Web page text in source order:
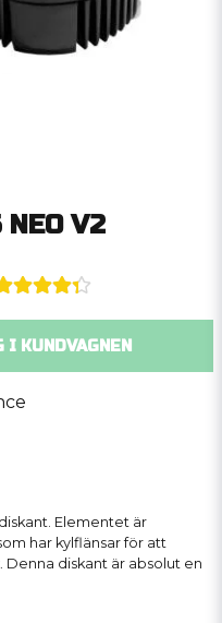
V2
I KUNDVAGNEN
Elementet är
har kylflänsar för att
diskant är absolut en